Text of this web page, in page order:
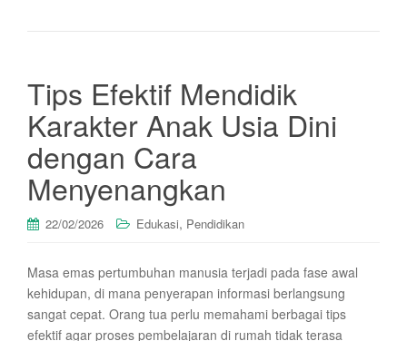
Tips Efektif Mendidik
Karakter Anak Usia Dini
dengan Cara
Menyenangkan
22/02/2026 Edukasi, Pendidikan
Masa emas pertumbuhan manusia terjadi pada fase awal
kehidupan, di mana penyerapan informasi berlangsung
sangat cepat. Orang tua perlu memahami berbagai tips
efektif agar proses pembelajaran di rumah tidak terasa